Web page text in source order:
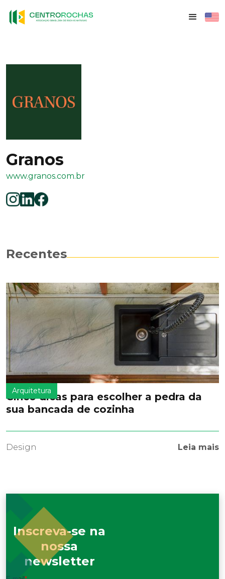
Granos
www.granos.com.br
Recentes
Arquitetura
Cinco dicas para escolher a pedra da
sua bancada de cozinha
Design Leia mais
Inscreva-se na
nossa
newsletter